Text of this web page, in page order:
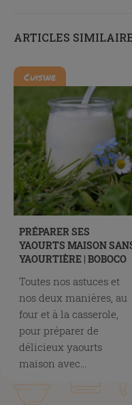
ARTICLES
PRÉPARER SES
YAOURTS MAISON
YAOURTIÈRE | BOBOCO
Cuisine
Toutes nos astuces et
nos deux manières, au
four et à la casserole,
pour préparer de
délicieux yaourts
maison avec...